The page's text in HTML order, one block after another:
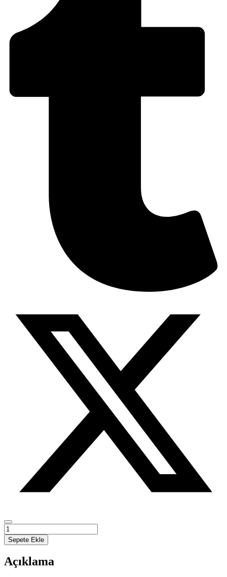
SİYASİ
İSTİKRARSIZLIK
VE
ULUSLARARASI
TİCARET:
Sepete Ekle
Açıklama